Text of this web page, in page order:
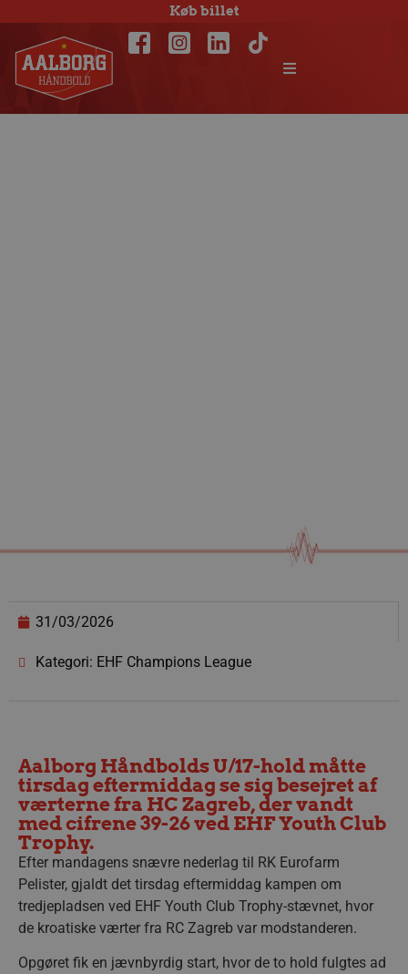
Køb billet
31/03/2026
Kategori: EHF Champions League
Aalborg Håndbolds U/17-hold måtte
tirsdag eftermiddag se sig besejret af
værterne fra HC Zagreb, der vandt
med cifrene 39-26 ved EHF Youth Club
Trophy.
Efter mandagens snævre nederlag til RK Eurofarm
Pelister, gjaldt det tirsdag eftermiddag kampen om
tredjepladsen ved EHF Youth Club Trophy-stævnet, hvor
de kroatiske værter fra RC Zagreb var modstanderen.
Opgøret fik en jævnbyrdig start, hvor de to hold fulgtes ad